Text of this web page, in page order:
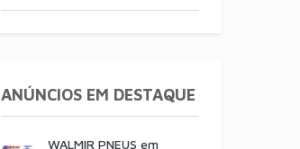
ANÚNCIOS EM DESTAQUE
WALMIR PNEUS em